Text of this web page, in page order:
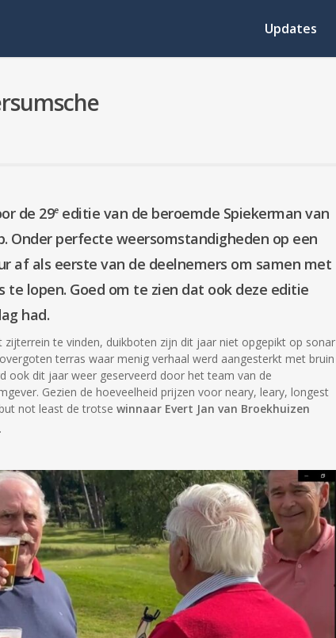
Updates
de 29eeditie van de beroemde Spiekerman van
Onder perfecte weersomstandigheden op een
af als eerste van de deelnemers om samen met
lopen. Goed om te zien dat ook deze editie
had.
te vinden, duikboten zijn dit jaar niet opgepikt op sonar
terras waar menig verhaal werd aangesterkt met bruin
ook dit jaar weer geserveerd door het team van de
Gezien de hoeveelheid prijzen voor neary, leary, longest
not least de trotse winnaar Evert Jan van Broekhuizen